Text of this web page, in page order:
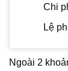
Chi
Lệ
Ngoài 2